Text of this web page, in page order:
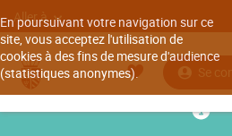
En poursuivant votre navigation sur ce
site, vous acceptez l'utilisation de
cookies à des fins de mesure d'audience
(statistiques anonymes).
Aller à
Se